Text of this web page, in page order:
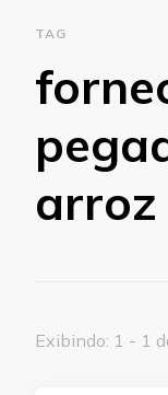
TAG
arroz
Exibindo: 1 - 1